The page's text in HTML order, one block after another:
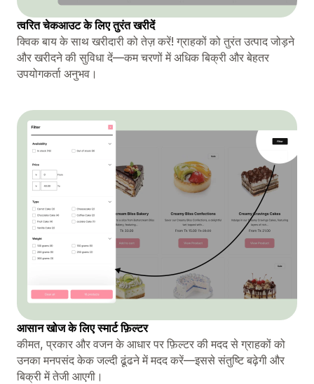
त्वरित चेकआउट के लिए तुरंत खरीदें
क्विक बाय के साथ खरीदारी को तेज़ करें! ग्राहकों को तुरंत उत्पाद जोड़ने
और खरीदने की सुविधा दें—कम चरणों में अधिक बिक्री और बेहतर
उपयोगकर्ता अनुभव।
आसान खोज के लिए स्मार्ट फ़िल्टर
कीमत, प्रकार और वजन के आधार पर फ़िल्टर की मदद से ग्राहकों को
उनका मनपसंद केक जल्दी ढूंढने में मदद करें—इससे संतुष्टि बढ़ेगी और
बिक्री में तेजी आएगी।